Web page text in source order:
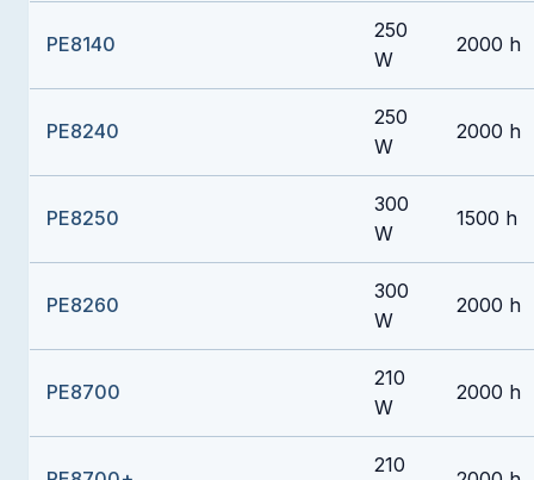
PE8140
250
W
2000 h
PE8240
250
W
2000 h
PE8250
300
W
1500 h
PE8260
300
W
2000 h
PE8700
210
W
2000 h
210